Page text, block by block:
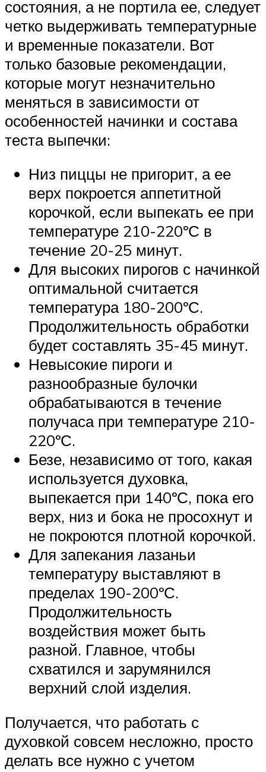
состояния, а не портила ее, следует
четко выдерживать температурные
и временные показатели. Вот
только базовые рекомендации,
которые могут незначительно
меняться в зависимости от
особенностей начинки и состава
теста выпечки:
Низ пиццы не пригорит, а ее
верх покроется аппетитной
корочкой, если выпекать ее при
температуре 210-220ºС в
течение 20-25 минут.
Для высоких пирогов с начинкой
оптимальной считается
температура 180-200ºС.
Продолжительность обработки
будет составлять 35-45 минут.
Невысокие пироги и
разнообразные булочки
обрабатываются в течение
получаса при температуре 210-
220ºС.
Безе, независимо от того, какая
используется духовка,
выпекается при 140ºС, пока его
верх, низ и бока не просохнут и
не покроются плотной корочкой.
Для запекания лазаньи
температуру выставляют в
пределах 190-200ºС.
Продолжительность
воздействия может быть
разной. Главное, чтобы
схватился и зарумянился
верхний слой изделия.
Получается, что работать с
духовкой совсем несложно, просто
делать все нужно с учетом